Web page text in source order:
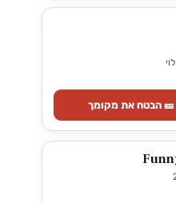
🎫 הבטח את מקומך